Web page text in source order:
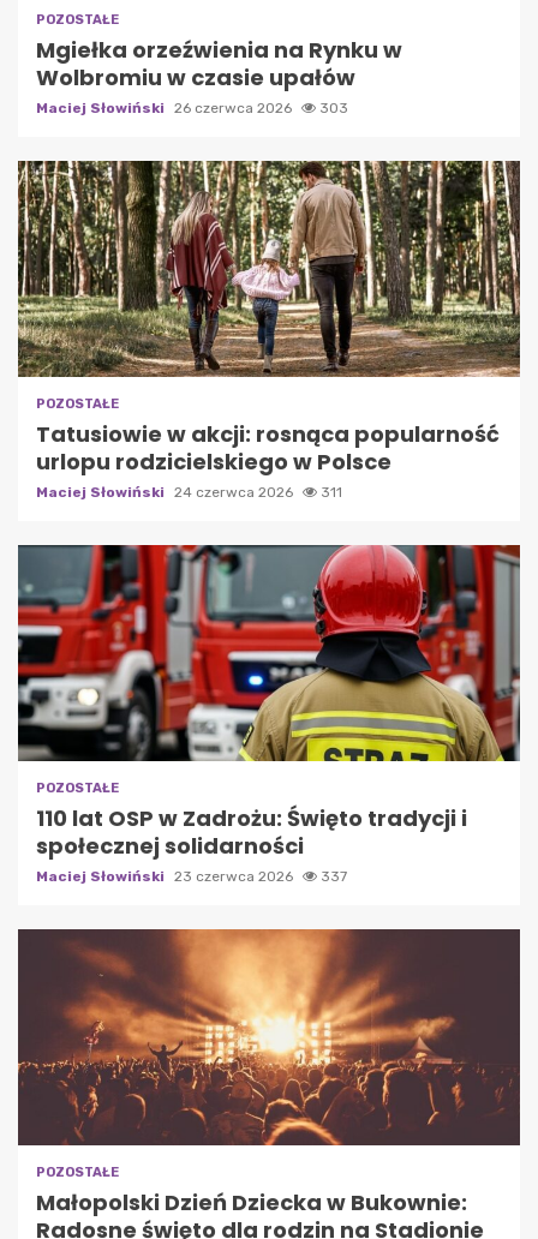
POZOSTAŁE
Mgiełka orzeźwienia na Rynku w
Wolbromiu w czasie upałów
Maciej Słowiński 26 czerwca 2026 303
POZOSTAŁE
Tatusiowie w akcji: rosnąca popularność
urlopu rodzicielskiego w Polsce
Maciej Słowiński 24 czerwca 2026 311
POZOSTAŁE
110 lat OSP w Zadrożu: Święto tradycji i
społecznej solidarności
Maciej Słowiński 23 czerwca 2026 337
POZOSTAŁE
Małopolski Dzień Dziecka w Bukownie:
Radosne święto dla rodzin na Stadionie